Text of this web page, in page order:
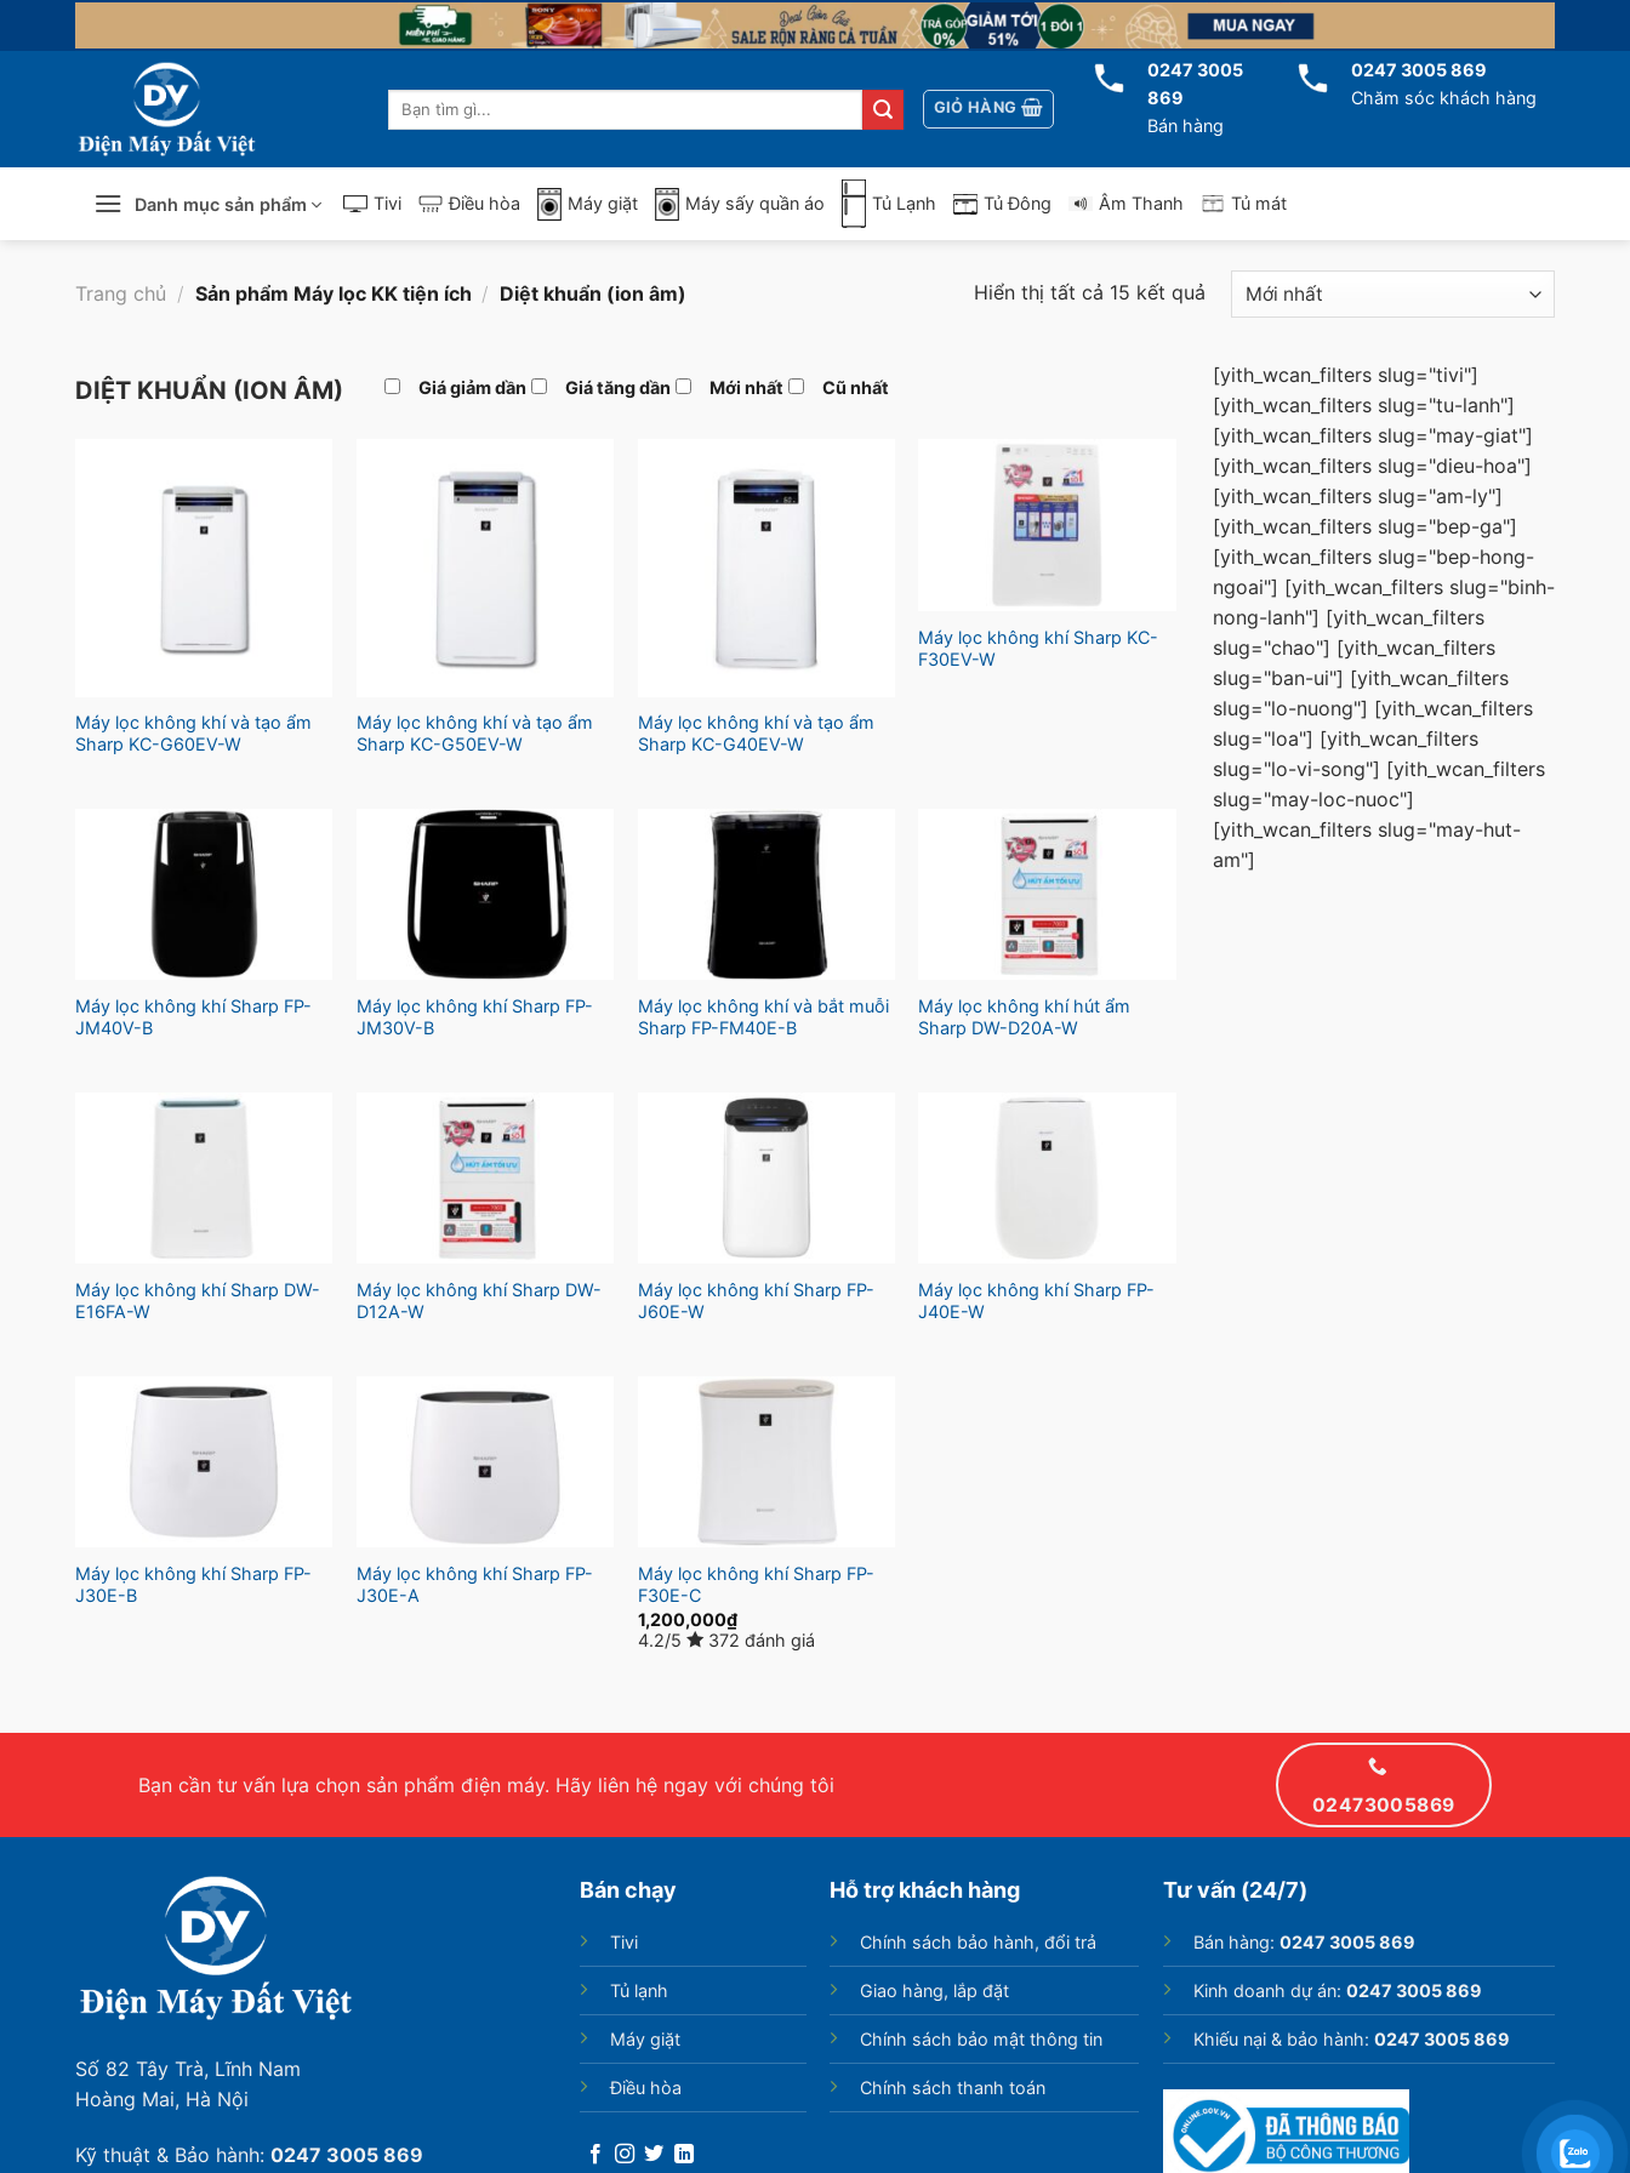
Tìm
kiếm:
GIỎ HÀNG
0247 3005
869
Bán hàng
0247 3005 869
Chăm sóc khách hàng
Danh mục sản phẩm Tivi Điều hòa Máy giặt Máy sấy quần áo Tủ Lạnh Tủ Đông Âm Thanh Tủ mát
Trang chủ / Sản phẩm Máy lọc KK tiện ích / Diệt khuẩn (ion âm) Hiển thị tất cả 15 kết quả
DIỆT KHUẨN (ION ÂM) Giá giảm dần Giá tăng dần Mới nhất Cũ nhất
Máy lọc không khí và tạo ẩm
Sharp KC-G60EV-W
Máy lọc không khí và tạo ẩm
Sharp KC-G50EV-W
Máy lọc không khí và tạo ẩm
Sharp KC-G40EV-W
Máy lọc không khí Sharp KC-
F30EV-W
Máy lọc không khí Sharp FP-
JM40V-B
Máy lọc không khí Sharp FP-
JM30V-B
Máy lọc không khí và bắt muỗi
Sharp FP-FM40E-B
Máy lọc không khí hút ẩm
Sharp DW-D20A-W
Máy lọc không khí Sharp DW-
E16FA-W
Máy lọc không khí Sharp DW-
D12A-W
Máy lọc không khí Sharp FP-
J60E-W
Máy lọc không khí Sharp FP-
J40E-W
Máy lọc không khí Sharp FP-
J30E-B
Máy lọc không khí Sharp FP-
J30E-A
Máy lọc không khí Sharp FP-
F30E-C
1,200,000₫
4.2/5
372 đánh giá
[yith_wcan_filters slug="tivi"]
[yith_wcan_filters slug="tu-lanh"]
[yith_wcan_filters slug="may-giat"]
[yith_wcan_filters slug="dieu-hoa"]
[yith_wcan_filters slug="am-ly"]
[yith_wcan_filters slug="bep-ga"]
[yith_wcan_filters slug="bep-hong-
ngoai"] [yith_wcan_filters slug="binh-
nong-lanh"] [yith_wcan_filters
slug="chao"] [yith_wcan_filters
slug="ban-ui"] [yith_wcan_filters
slug="lo-nuong"] [yith_wcan_filters
slug="loa"] [yith_wcan_filters
slug="lo-vi-song"] [yith_wcan_filters
slug="may-loc-nuoc"]
[yith_wcan_filters slug="may-hut-
am"]
Bạn cần tư vấn lựa chọn sản phẩm điện máy. Hãy liên hệ ngay với chúng tôi
02473005869
Số 82 Tây Trà, Lĩnh Nam
Hoàng Mai, Hà Nội
Kỹ thuật & Bảo hành: 0247 3005 869
Bán chạy
Tivi
Tủ lạnh
Máy giặt
Điều hòa
Hỗ trợ khách hàng
Chính sách bảo hành, đổi trả
Giao hàng, lắp đặt
Chính sách bảo mật thông tin
Chính sách thanh toán
Tư vấn (24/7)
Bán hàng: 0247 3005 869
Kinh doanh dự án: 0247 3005 869
Khiếu nại & bảo hành: 0247 3005 869